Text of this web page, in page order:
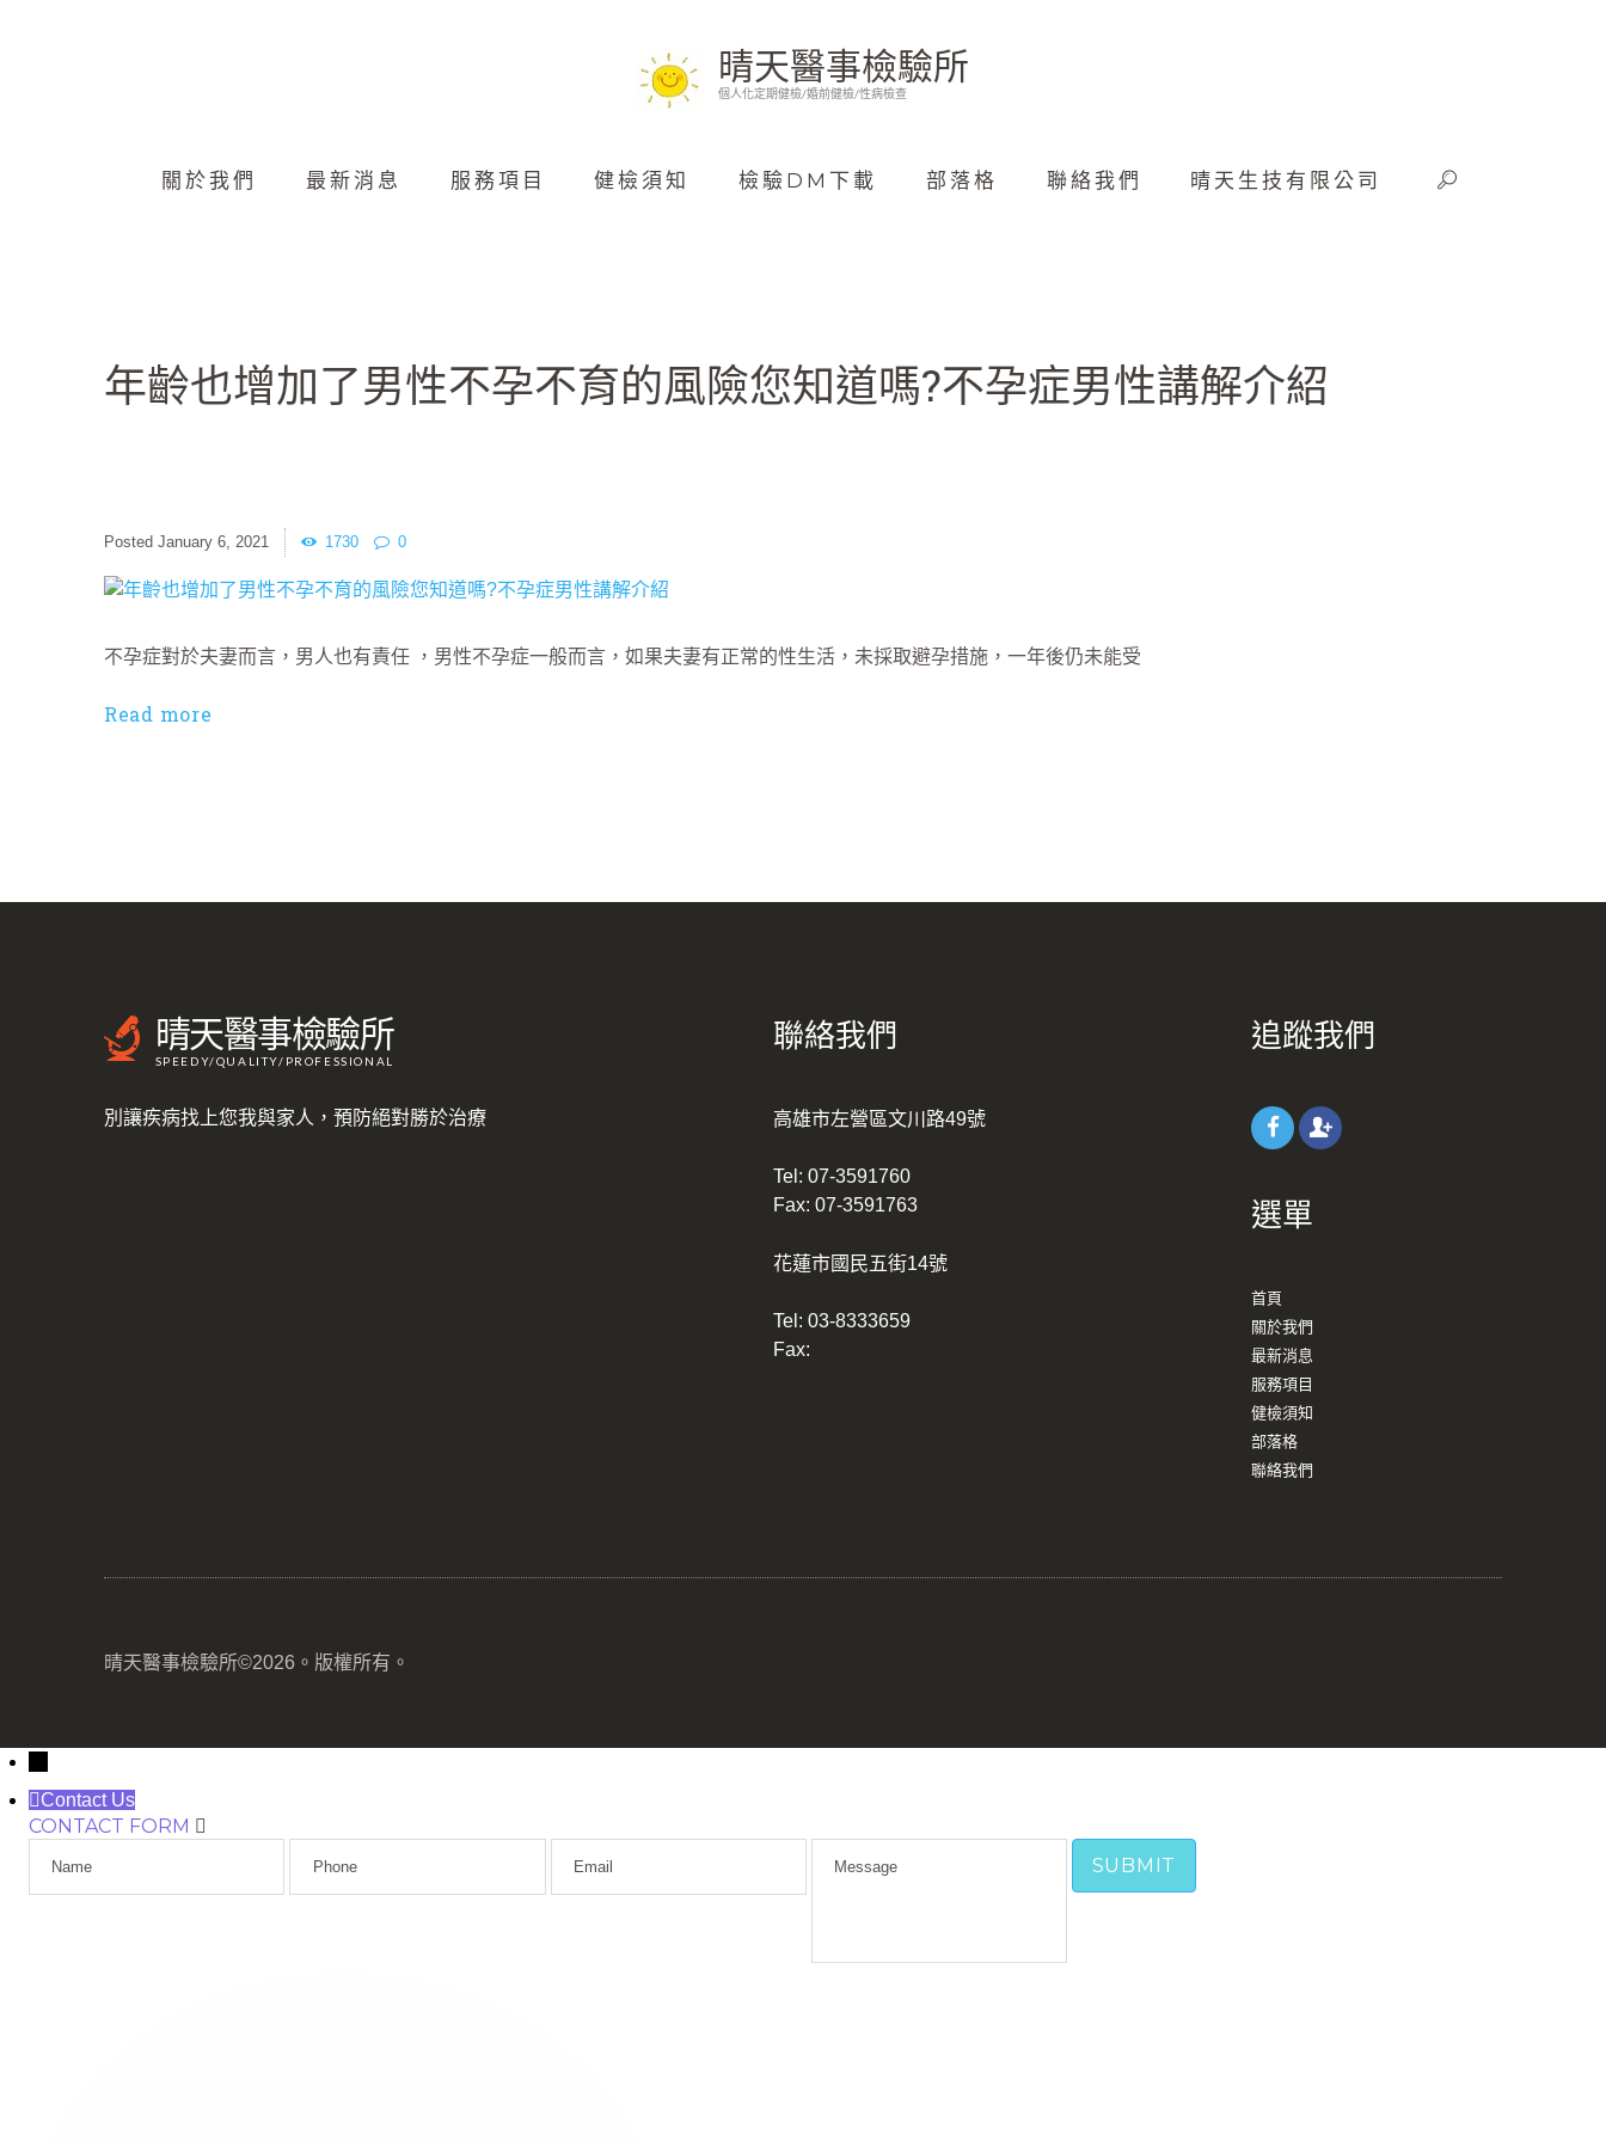
晴天醫事檢驗所
個人化定期健檢/婚前健檢/性病檢查
關於我們 最新消息 服務項目 健檢須知 檢驗DM下載 部落格 聯絡我們 晴天生技有限公司
年齡也增加了男性不孕不育的風險您知道嗎?不孕症男性講解介紹
January 6, 2021 1730 0
不孕症對於夫妻而言，男人也有責任 ，男性不孕症一般而言，如果夫妻有正常的性生活，未採取避孕措施，一年後仍未能受
Read more
晴天醫事檢驗所
SPEEDY/QUALITY/PROFESSIONAL
別讓疾病找上您我與家人，預防絕對勝於治療
聯絡我們
高雄市左營區文川路49號
Tel: 07-3591760
Fax: 07-3591763
花蓮市國民五街14號
Tel: 03-8333659
Fax:
追蹤我們
選單
首頁
關於我們
最新消息
服務項目
健檢須知
部落格
聯絡我們
晴天醫事檢驗所©2026。版權所有。
Contact Us
CONTACT FORM